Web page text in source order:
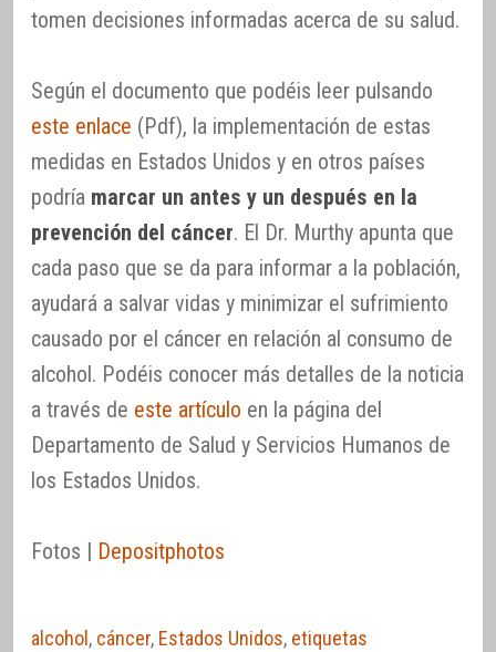
tomen decisiones informadas acerca de su salud.
Según el documento que podéis leer pulsando
este enlace (Pdf), la implementación de estas
medidas en Estados Unidos y en otros países
podría marcar un antes y un después en la
prevención del cáncer. El Dr. Murthy apunta que
cada paso que se da para informar a la población,
ayudará a salvar vidas y minimizar el sufrimiento
causado por el cáncer en relación al consumo de
alcohol. Podéis conocer más detalles de la noticia
a través de este artículo en la página del
Departamento de Salud y Servicios Humanos de
los Estados Unidos.
Fotos | Depositphotos
alcohol , cáncer, Estados Unidos, etiquetas